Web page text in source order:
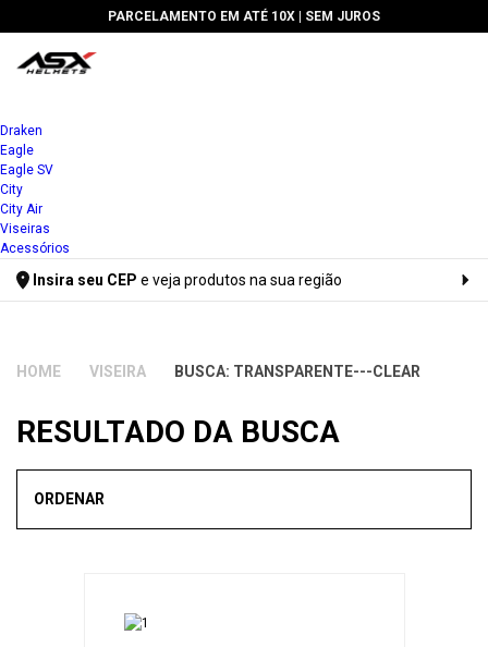
PARCELAMENTO EM ATÉ 10X | SEM JUROS
Draken
Eagle
Eagle SV
City
City Air
Viseiras
Acessórios
Insira seu CEP e veja produtos na sua região
VISEIRA BUSCA: TRANSPARENTE---CLEAR
RESULTADO DA BUSCA
ORDENAR
Menor Preço